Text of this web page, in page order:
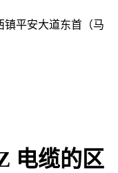
镇平安大道东首（马
电缆的区